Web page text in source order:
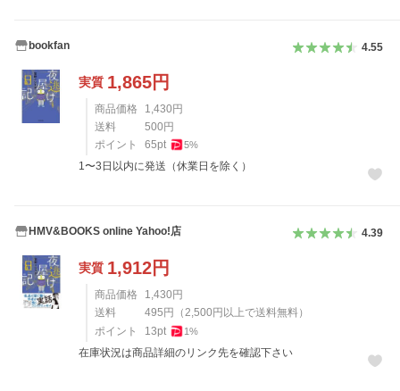
bookfan 4.55
実質 1,865円
商品価格 1,430 円
送料
500 円
ポイント
65pt 5%
1〜3日以内に発送（休業日を除く）
HMV&BOOKS online Yahoo!店 4.39
実質 1,912円
商品価格 1,430 円
送料
495 円 （2,500 円以上で送料無料）
ポイント
13pt 1%
在庫状況は商品詳細のリンク先を確認下さい